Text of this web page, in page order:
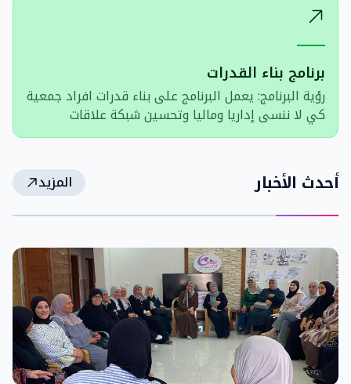
برنامج بناء القدرات
رؤية البرنامج: يعمل البرنامج على بناء قدرات افراد جمعية
كي لا ننسى إداريا وماليا وتحسين شبكة علاقات
الجمعية على المستويين المحلي والدولي .
أحدث الأخبار المزيد